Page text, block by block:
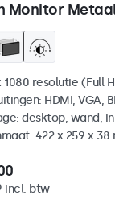
Monitor
1080 resolutie (Full
HDMI, VGA,
desktop, wand,
422 x 259 x 38
incl. btw